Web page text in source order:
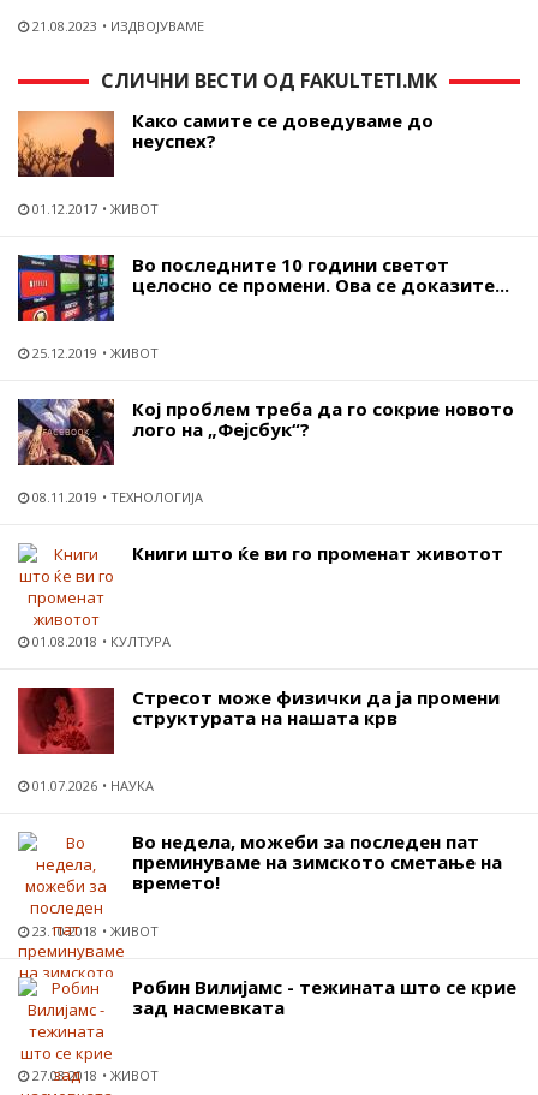
21.08.2023 ИЗДВОЈУВАМЕ
СЛИЧНИ ВЕСТИ ОД FAKULTETI.MK
Како самите се доведуваме до
неуспех?
01.12.2017 ЖИВОТ
Во последните 10 години светот
целосно се промени. Ова се доказите...
25.12.2019 ЖИВОТ
Кој проблем треба да го сокрие новото
лого на „Фејсбук“?
08.11.2019 ТЕХНОЛОГИЈА
Книги што ќе ви го променат животот
01.08.2018 КУЛТУРА
Стресот може физички да ја промени
структурата на нашата крв
01.07.2026 НАУКА
Во недела, можеби за последен пат
преминуваме на зимското сметање на
времето!
23.10.2018 ЖИВОТ
Робин Вилијамс - тежината што се крие
зад насмевката
27.03.2018 ЖИВОТ